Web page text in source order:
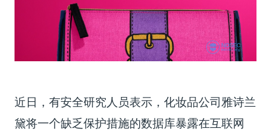
近日，有安全研究人员表示，化妆品公司雅诗兰
黛将一个缺乏保护措施的数据库暴露在互联网